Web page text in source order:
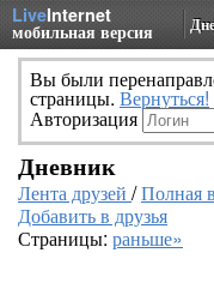
LiveInternet
мобильная версия
Вы были
страницы. Вернуться!
Авторизация
Дневник
Лента друзей /Полная
Добавить в друзья
Страницы: раньше»